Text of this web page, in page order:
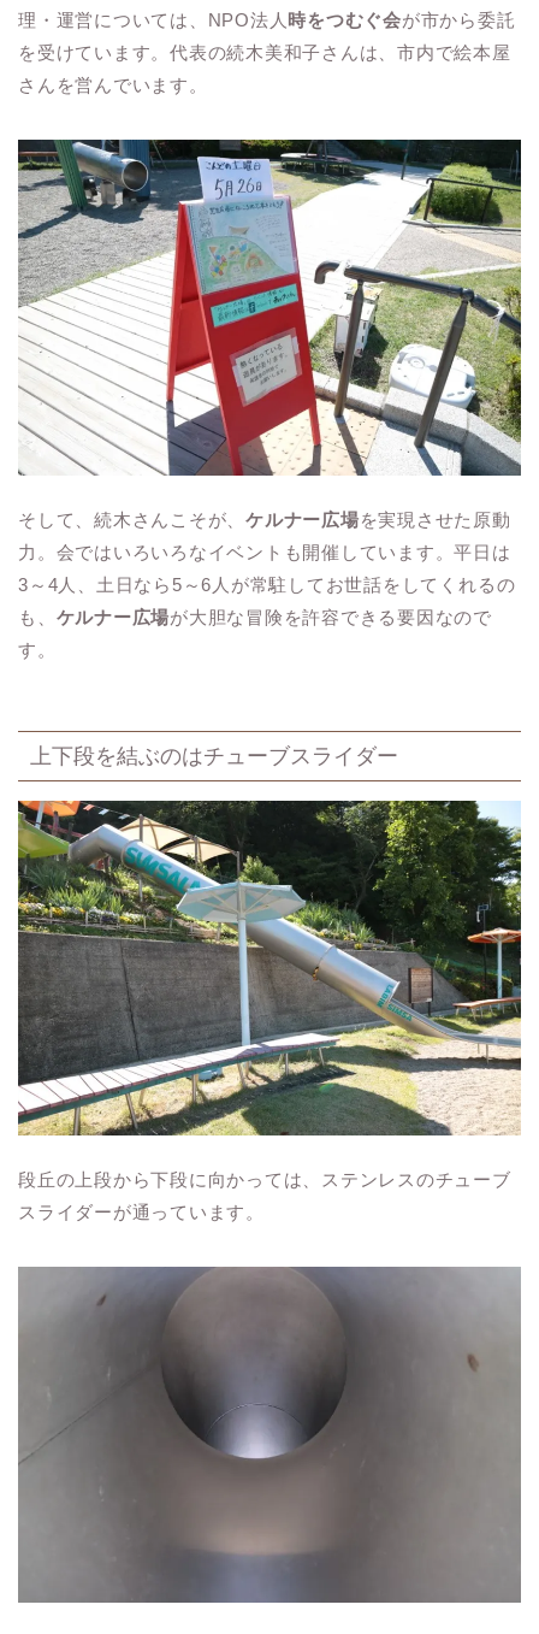
理・運営については、NPO法人 時をつむぐ会が市から委託
を受けています。代表の続木美和子さんは、市内で絵本屋
さんを営んでいます。
そして、続木さんこそが、ケルナー広場を実現させた原動
力。会ではいろいろなイベントも開催しています。平日は
3～4人、土日なら5～6人が常駐してお世話をしてくれるの
も、 ケルナー広場が大胆な冒険を許容できる要因なので
す。
上下段を結ぶのはチューブスライダー
段丘の上段から下段に向かっては、ステンレスのチューブ
スライダーが通っています。